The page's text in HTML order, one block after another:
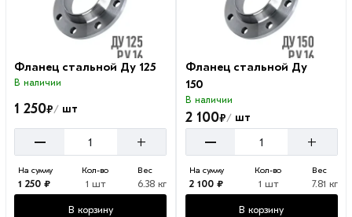
Фланец стальной Ду 125
В наличии
1 250₽/ шт
– +
На сумму
1 250 ₽
Кол-во
1 шт
Вес
6.38 кг
В корзину
Фланец стальной Ду
150
В наличии
2 100₽/шт
– +
На сумму
2 100 ₽
Кол-во
1 шт
Вес
7.81 кг
В корзину